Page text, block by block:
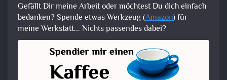
Gefällt Dir meine Arbeit oder möchtest Du dich einfach
bedanken? Spende etwas Werkzeug (Amazon) für
meine Werkstatt... Nichts passendes dabei?